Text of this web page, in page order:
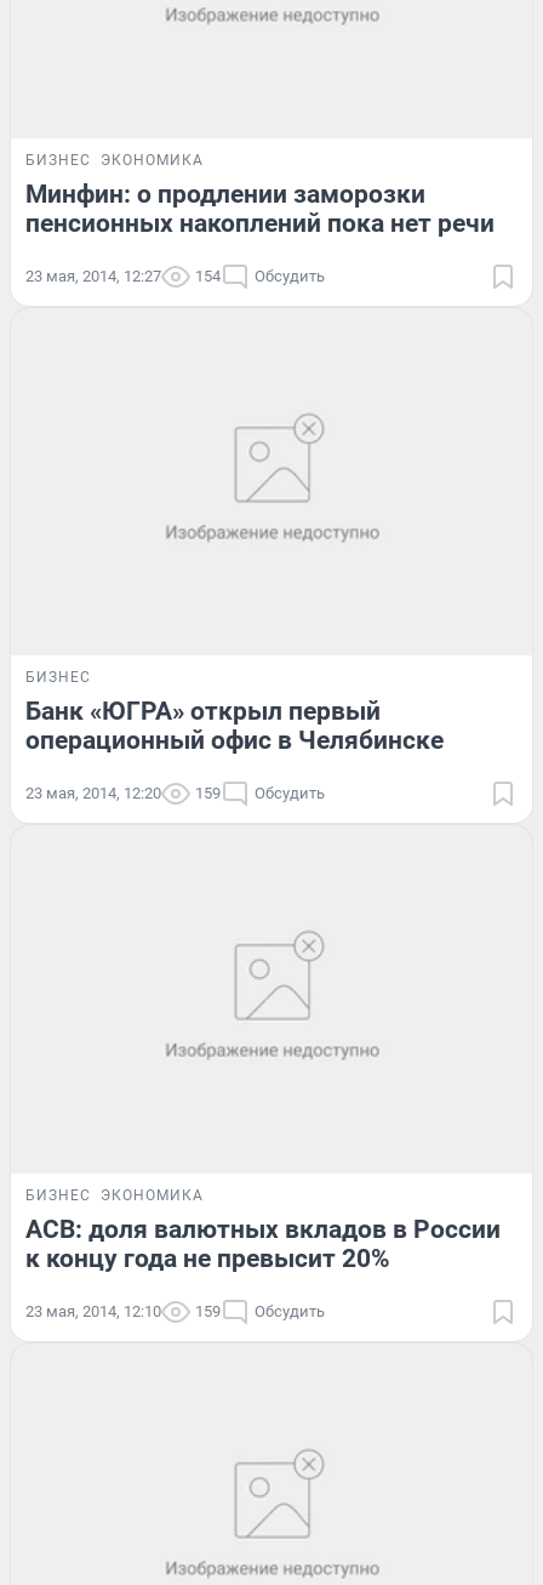
БИЗНЕС ЭКОНОМИКА
Минфин: о продлении заморозки
пенсионных накоплений пока нет речи
23 мая, 2014, 12:27 154 Обсудить
БИЗНЕС
Банк «ЮГРА» открыл первый
операционный офис в Челябинске
23 мая, 2014, 12:20 159 Обсудить
БИЗНЕС ЭКОНОМИКА
АСВ: доля валютных вкладов в России
к концу года не превысит 20%
23 мая, 2014, 12:10 159 Обсудить